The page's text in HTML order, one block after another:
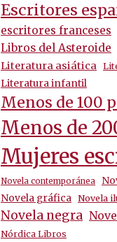
Escritores
escritores franceses
Libros del Asteroide
Literatura asiática
Literatura infantil
Menos de 100
Menos de
Mujeres
Novela contemporánea
Novela gráfica Novela
Novela negra
Nórdica Libros